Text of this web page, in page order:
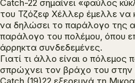
Catch-22 σημαίνει «φαύλος
του Τζόζεφ Χέλλερ έμελλε να
να δηλώσει το παράλογο της
παράλογο του πολέμου, όπου
άρρηκτα συνδεδεμένες.
Γιατί τι άλλο είναι ο
σπρώχνει τον βράχο του στην